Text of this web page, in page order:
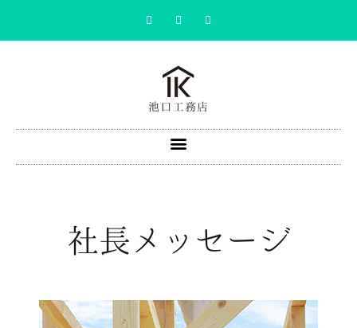
社長メッセージ